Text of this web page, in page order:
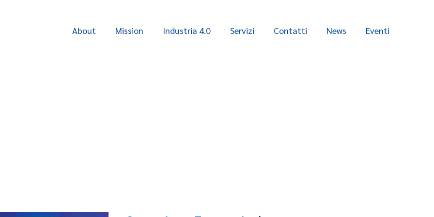
About Mission Industria 4.0 Servizi Contatti News Eventi